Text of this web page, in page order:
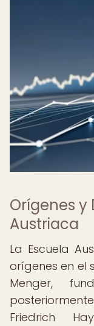
Orígenes y
Austriaca
La Escuela
orígenes en el
Menger,
Friedrich